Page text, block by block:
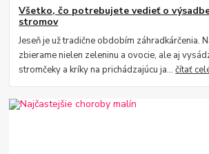
Všetko, čo potrebujete vedieť o
stromov
Jeseň je už tradične obdobím záhradkárčenia.
zbierame nielen zeleninu a ovocie, ale aj
stromčeky a kríky na prichádzajúcu ja...čítať